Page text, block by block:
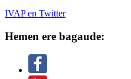
IVAP en Twitter
Hemen ere bagaude: